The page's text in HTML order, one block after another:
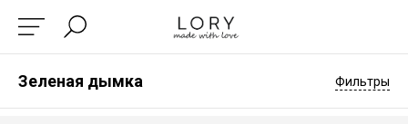
Зеленая дымка Фильтры